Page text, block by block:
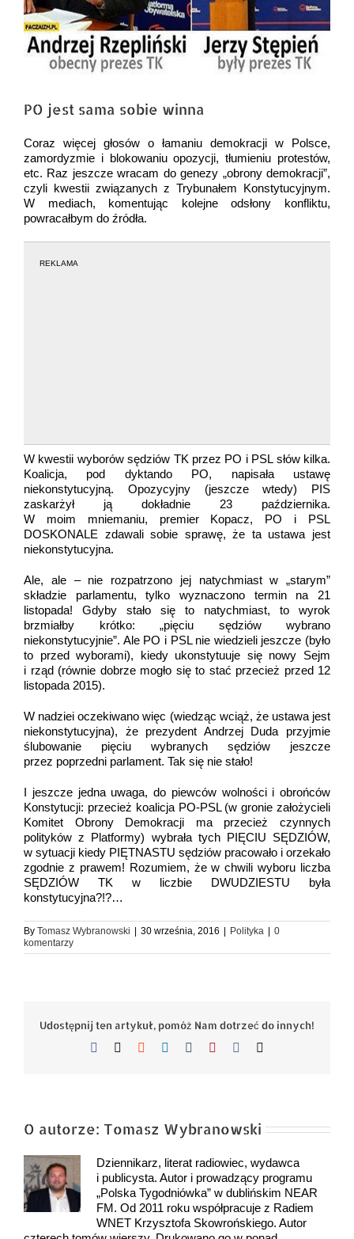
PO jest sama sobie winna
Coraz więcej głosów o łamaniu demokracji w Polsce,
zamordyzmie i blokowaniu opozycji, tłumieniu protestów,
etc. Raz jeszcze wracam do genezy „obrony demokracji”,
czyli kwestii związanych z Trybunałem Konstytucyjnym.
W mediach, komentując kolejne odsłony konfliktu,
powracałbym do źródła.
REKLAMA
W kwestii wyborów sędziów TK przez PO i PSL słów kilka.
Koalicja, pod dyktando PO, napisała ustawę
niekonstytucyjną. Opozycyjny (jeszcze wtedy) PIS
zaskarżył ją dokładnie 23 października.
W moim mniemaniu, premier Kopacz, PO i PSL
DOSKONALE zdawali sobie sprawę, że ta ustawa jest
niekonstytucyjna.
Ale, ale – nie rozpatrzono jej natychmiast w „starym”
składzie parlamentu, tylko wyznaczono termin na 21
listopada! Gdyby stało się to natychmiast, to wyrok
brzmiałby krótko: „pięciu sędziów wybrano
niekonstytucyjnie”. Ale PO i PSL nie wiedzieli jeszcze (było
to przed wyborami), kiedy ukonstytuuje się nowy Sejm
i rząd (równie dobrze mogło się to stać przecież przed 12
listopada 2015).
W nadziei oczekiwano więc (wiedząc wciąż, że ustawa jest
niekonstytucyjna), że prezydent Andrzej Duda przyjmie
ślubowanie pięciu wybranych sędziów jeszcze
przez poprzedni parlament. Tak się nie stało!
I jeszcze jedna uwaga, do piewców wolności i obrońców
Konstytucji: przecież koalicja PO-PSL (w gronie założycieli
Komitet Obrony Demokracji ma przecież czynnych
polityków z Platformy) wybrała tych PIĘCIU SĘDZIÓW,
w sytuacji kiedy PIĘTNASTU sędziów pracowało i orzekało
zgodnie z prawem! Rozumiem, że w chwili wyboru liczba
SĘDZIÓW TK w liczbie DWUDZIESTU była
konstytucyjna?!?…
By Tomasz Wybranowski | 30 września, 2016 | Polityka | 0
komentarzy
Udostępnij ten artykuł, pomóż Nam dotrzeć do innych!
Facebook Reddit LinkedIn
TumblrPinterest
O autorze: Tomasz Wybranowski
Dziennikarz, literat radiowiec, wydawca
i publicysta. Autor i prowadzący programu
„Polska Tygodniówka” w dublińskim NEAR
FM. Od 2011 roku współpracuje z Radiem
WNET Krzysztofa Skowrońskiego. Autor